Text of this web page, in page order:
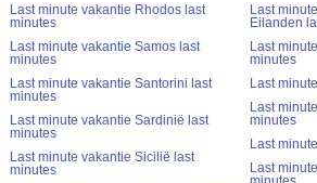
Last minute vakantie Rhodos last
minutes
Last minute vakantie Samos last
minutes
Last minute vakantie Santorini last
minutes
Last minute vakantie Sardinië last
minutes
Last minute vakantie Sicilië last
minutes
Last
Eilanden
Last
minutes
Last
Last
minutes
Last
Last